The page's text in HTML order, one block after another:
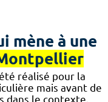
mène à une
réalisé pour la
mais avant de
dans le contexte.